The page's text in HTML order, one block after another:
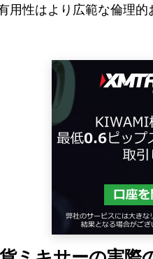
用性はより広範な倫理